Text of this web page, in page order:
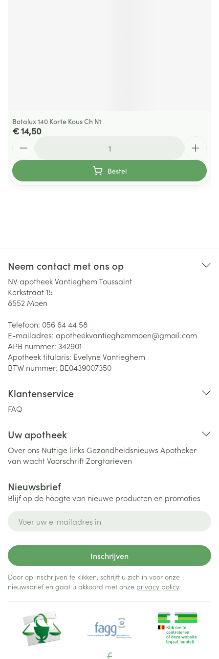
Botalux 140 Korte Kous Ch N1
€ 14,50
Bestel
Neem contact met ons op
NV apotheek Vantieghem Toussaint
Kerkstraat 15
8552 Moen
Telefoon: 056 64 44 58
E-mailadres: apotheekvantieghemmoen@gmail.com
APB nummer: 342901
Apotheek titularis: Evelyne Vantieghem
BTW nummer: BE0439007350
Klantenservice
FAQ
Uw apotheek
Over ons Nuttige links Gezondheidsnieuws Apotheker
van wachtVoorschriftZorgtarieven
Nieuwsbrief
Blijf op de hoogte van nieuwe producten en promoties
Inschrijven
Door op inschrijven te klikken, schrijft u zich in voor onze
nieuwsbrief en gaat u akkoord met onze privacy policy.